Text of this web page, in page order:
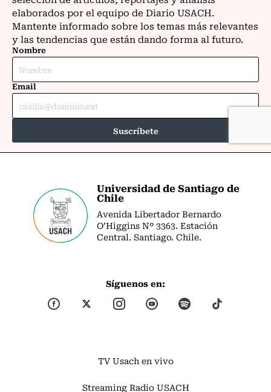
Universidad de Santiago de
Chile
Avenida Libertador Bernardo
O’Higgins Nº 3363. Estación
Central. Santiago. Chile.
Síguenos en:
TV Usach en vivo
Streaming Radio USACH